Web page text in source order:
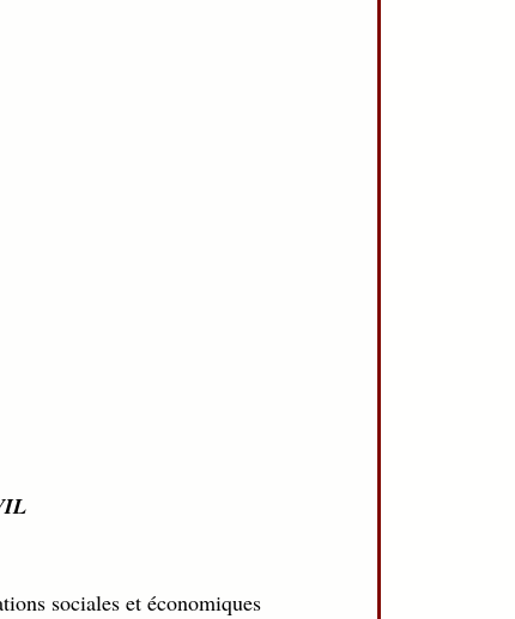
sociales et économiques